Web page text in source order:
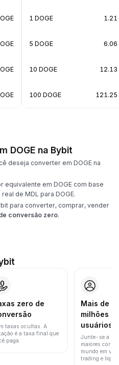
1 DOGE 1.21
5 DOGE 6.06
10 DOGE 12.13
100 DOGE 121.25
DOGE na Bybit
deseja converter em DOGE na
equivalente em DOGE com base
de MDL para DOGE.
para converter, comprar, vender
conversão zero.
zero de
taxas ocultas. A
é a taxa final que
paga.
Mais de
milhões
usuários
Junte-se a
maiores
mundo em
trading e